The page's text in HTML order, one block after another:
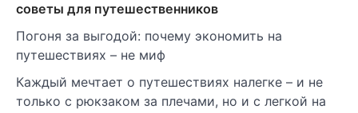
советы для путешественников
Погоня за выгодой: почему экономить на
путешествиях – не миф
Каждый мечтает о путешествиях налегке – и не
только с рюкзаком за плечами, но и с легкой на